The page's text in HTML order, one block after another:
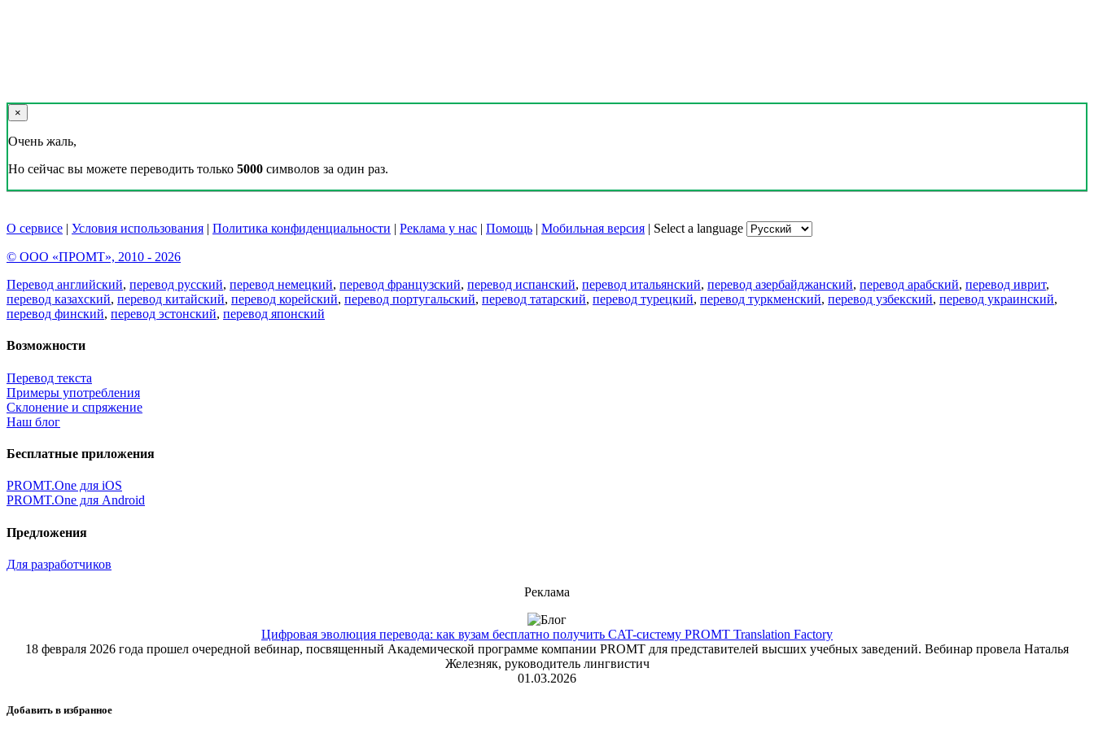
×
Очень жаль,
Но сейчас вы можете переводить только 5000 символов за один раз.
О сервисе | Условия использования | Политика конфиденциальности | Реклама у нас | Помощь | Мобильная версия | Select a language
© ООО «ПРОМТ», 2010 - 2026
Перевод английский, перевод русский, перевод немецкий, перевод французский, перевод испанский, перевод итальянский, перевод азербайджанский, перевод арабский, перевод иврит,
перевод казахский, перевод китайский, перевод корейский, перевод португальский, перевод татарский, перевод турецкий, перевод туркменский, перевод узбекский, перевод украинский,
перевод финский, перевод эстонский, перевод японский
Возможности
Перевод текста
Примеры употребления
Склонение и спряжение
Наш блог
Бесплатные приложения
PROMT.One для iOS
PROMT.One для Android
Предложения
Для разработчиков
Реклама
Цифровая эволюция перевода: как вузам бесплатно получить CAT-систему PROMT Translation Factory
18 февраля 2026 года прошел очередной вебинар, посвященный Академической программе компании PROMT для представителей высших учебных заведений. Вебинар провела Наталья
Железняк, руководитель лингвистич
01.03.2026
Добавить в избранное